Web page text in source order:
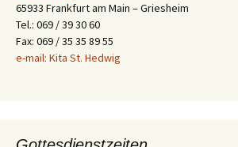
65933 Frankfurt am Main – Griesheim
Tel.: 069 / 39 30 60
Fax: 069 / 35 35 89 55
e-mail: Kita St. Hedwig